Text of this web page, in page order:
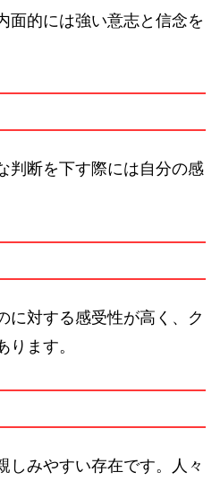
面的には強い意志と信念を
判断を下す際には自分の感
に対する感受性が高く、ク
ります。
しみやすい存在です。人々